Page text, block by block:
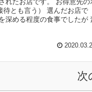
待とも言う） 選んだお店で
深める程度の食事でしたが
次